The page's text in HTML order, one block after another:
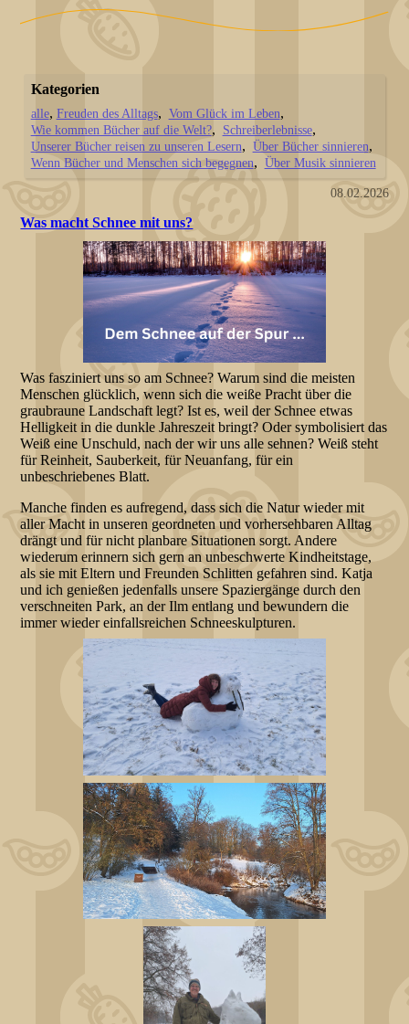
Kategorien
alle Freuden des Alltags
Vom Glück im Leben
Wie kommen Bücher auf die Welt?
Schreiberlebnisse
Unserer Bücher reisen zu unseren Lesern
Über Bücher sinnieren
Wenn Bücher und Menschen sich begegnen
Über Musik sinnieren
08.02.2026
Was macht Schnee mit uns?
Was fasziniert uns so am Schnee? Warum sind die meisten
Menschen glücklich, wenn sich die weiße Pracht über die
graubraune Landschaft legt? Ist es, weil der Schnee etwas
Helligkeit in die dunkle Jahreszeit bringt? Oder symbolisiert das
Weiß eine Unschuld, nach der wir uns alle sehnen? Weiß steht
für Reinheit, Sauberkeit, für Neuanfang, für ein
unbeschriebenes Blatt.
Manche finden es aufregend, dass sich die Natur wieder mit
aller Macht in unseren geordneten und vorhersehbaren Alltag
drängt und für nicht planbare Situationen sorgt. Andere
wiederum erinnern sich gern an unbeschwerte Kindheitstage,
als sie mit Eltern und Freunden Schlitten gefahren sind. Katja
und ich genießen jedenfalls unsere Spaziergänge durch den
verschneiten Park, an der Ilm entlang und bewundern die
immer wieder einfallsreichen Schneeskulpturen.